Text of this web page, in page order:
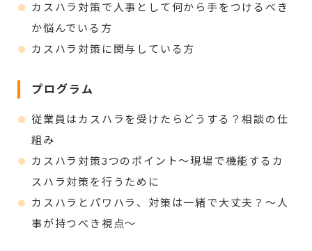
カスハラ対策で人事として何から手をつけるべき
か悩んでいる方
カスハラ対策に関与している方
プログラム
従業員はカスハラを受けたらどうする？相談の仕
組み
カスハラ対策3つのポイント～現場で機能するカ
スハラ対策を行うために
カスハラとパワハラ、対策は一緒で大丈夫？～人
事が持つべき視点～